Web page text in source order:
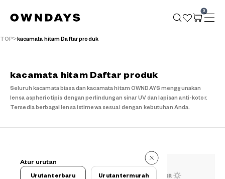
0
TOP kacamata hitam Daftar produk
kacamata hitam Daftar produk
Seluruh kacamata biasa dan kacamata hitam OWNDAYS menggunakan
lensa aspheric tipis dengan perlindungan sinar UV dan lapisan anti-kotor.
Tersedia berbagai lensa istimewa sesuai dengan kebutuhan Anda.
122 buah
Atur urutan
Urutan terbaru Urutan termurah